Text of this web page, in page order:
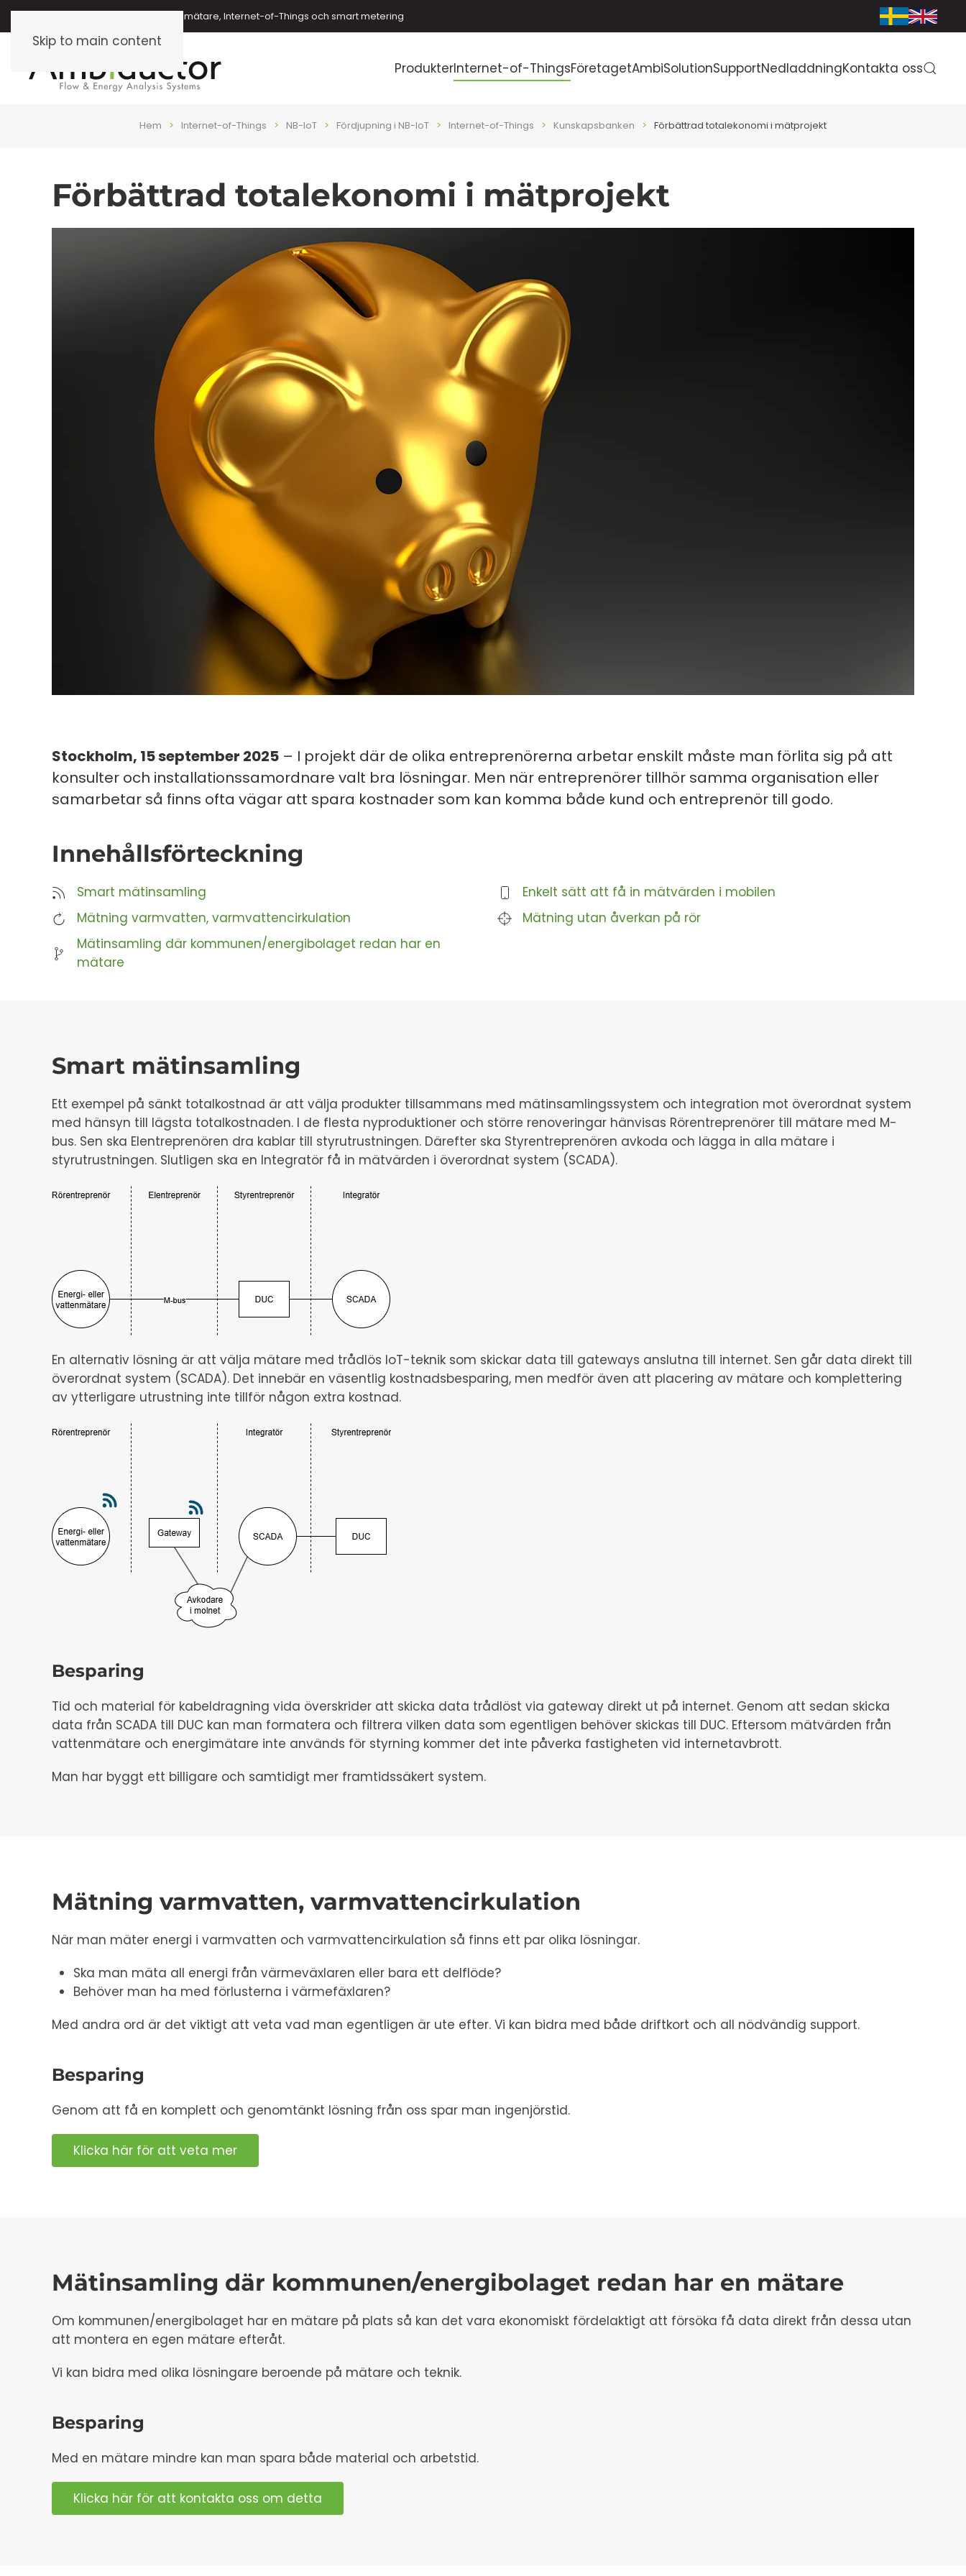
Skip to main content
Energimätare, vattenmätare, oljemätare, Internet-of-Things och smart metering
ProdukterInternet-of-ThingsFöretagetAmbiSolutionSupportNedladdningKontakta oss
Hem Internet-of-Things NB-IoT Fördjupning i NB-IoT Internet-of-Things Kunskapsbanken Förbättrad totalekonomi i mätprojekt
Förbättrad totalekonomi i mätprojekt
Stockholm, 15 september 2025 – I projekt där de olika entreprenörerna arbetar enskilt måste man förlita sig på att
konsulter och installationssamordnare valt bra lösningar. Men när entreprenörer tillhör samma organisation eller
samarbetar så finns ofta vägar att spara kostnader som kan komma både kund och entreprenör till godo.
Innehållsförteckning
Smart mätinsamling
Mätning varmvatten, varmvattencirkulation
Mätinsamling där kommunen/energibolaget redan har en
mätare
Enkelt sätt att få in mätvärden i mobilen
Mätning utan åverkan på rör
Smart mätinsamling
Ett exempel på sänkt totalkostnad är att välja produkter tillsammans med mätinsamlingssystem och integration mot överordnat system
med hänsyn till lägsta totalkostnaden. I de flesta nyproduktioner och större renoveringar hänvisas Rörentreprenörer till mätare med M-
bus. Sen ska Elentreprenören dra kablar till styrutrustningen. Därefter ska Styrentreprenören avkoda och lägga in alla mätare i
styrutrustningen. Slutligen ska en Integratör få in mätvärden i överordnat system (SCADA).
En alternativ lösning är att välja mätare med trådlös IoT-teknik som skickar data till gateways anslutna till internet. Sen går data direkt till
överordnat system (SCADA). Det innebär en väsentlig kostnadsbesparing, men medför även att placering av mätare och komplettering
av ytterligare utrustning inte tillför någon extra kostnad.
Besparing
Tid och material för kabeldragning vida överskrider att skicka data trådlöst via gateway direkt ut på internet. Genom att sedan skicka
data från SCADA till DUC kan man formatera och filtrera vilken data som egentligen behöver skickas till DUC. Eftersom mätvärden från
vattenmätare och energimätare inte används för styrning kommer det inte påverka fastigheten vid internetavbrott.
Man har byggt ett billigare och samtidigt mer framtidssäkert system.
Mätning varmvatten, varmvattencirkulation
När man mäter energi i varmvatten och varmvattencirkulation så finns ett par olika lösningar.
Ska man mäta all energi från värmeväxlaren eller bara ett delflöde?
Behöver man ha med förlusterna i värmefäxlaren?
Med andra ord är det viktigt att veta vad man egentligen är ute efter. Vi kan bidra med både driftkort och all nödvändig support.
Besparing
Genom att få en komplett och genomtänkt lösning från oss spar man ingenjörstid.
Klicka här för att veta mer
Mätinsamling där kommunen/energibolaget redan har en mätare
Om kommunen/energibolaget har en mätare på plats så kan det vara ekonomiskt fördelaktigt att försöka få data direkt från dessa utan
att montera en egen mätare efteråt.
Vi kan bidra med olika lösningare beroende på mätare och teknik.
Besparing
Med en mätare mindre kan man spara både material och arbetstid.
Klicka här för att kontakta oss om detta